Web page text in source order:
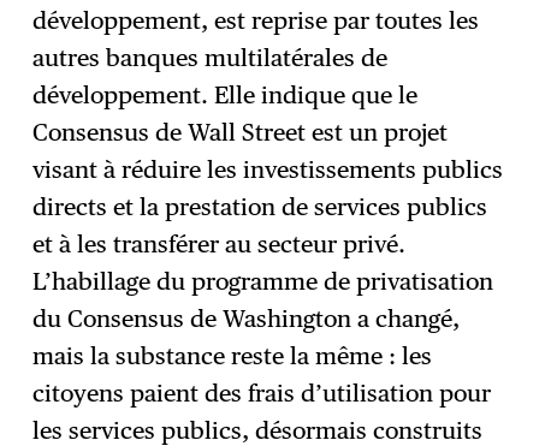
développement, est reprise par toutes les
autres banques multilatérales de
développement. Elle indique que le
Consensus de Wall Street est un projet
visant à réduire les investissements publics
directs et la prestation de services publics
et à les transférer au secteur privé.
L’habillage du programme de privatisation
du Consensus de Washington a changé,
mais la substance reste la même : les
citoyens paient des frais d’utilisation pour
les services publics, désormais construits